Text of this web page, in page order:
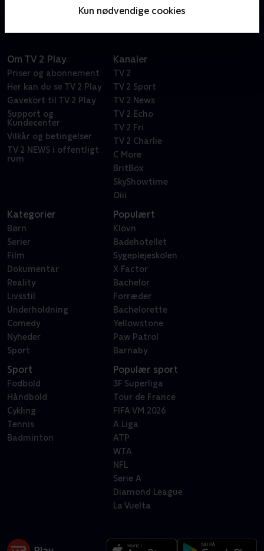
Kun nødvendige cookies
Om TV 2 Play
Priser og abonnement
Her kan du se TV 2 Play
Gavekort til TV 2 Play
Support og
Kundecenter
Vilkår og betingelser
TV 2 NEWS i offentligt
rum
Kanaler
TV 2
TV 2 Sport
TV 2 News
TV 2 Echo
TV 2 Fri
TV 2 Charlie
C More
BritBox
SkyShowtime
Oiii
Kategorier
Børn
Serier
Film
Dokumentar
Reality
Livsstil
Underholdning
Comedy
Nyheder
Sport
Populært
Klovn
Badehotellet
Sygeplejeskolen
X Factor
Bachelor
Forræder
Bachelorette
Yellowstone
Paw Patrol
Barnaby
Sport
Fodbold
Håndbold
Cykling
Tennis
Badminton
Populær sport
3F Superliga
Tour de France
FIFA VM 2026
A Liga
ATP
WTA
NFL
Serie A
Diamond League
La Vuelta